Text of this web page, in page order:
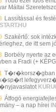
Máltai
Lassítással és
Szakértő: sok
de itt sem
Borbély nyerte az
a Fradi (+
T�r�korsz�gban
Átfogó
– a nap hírei